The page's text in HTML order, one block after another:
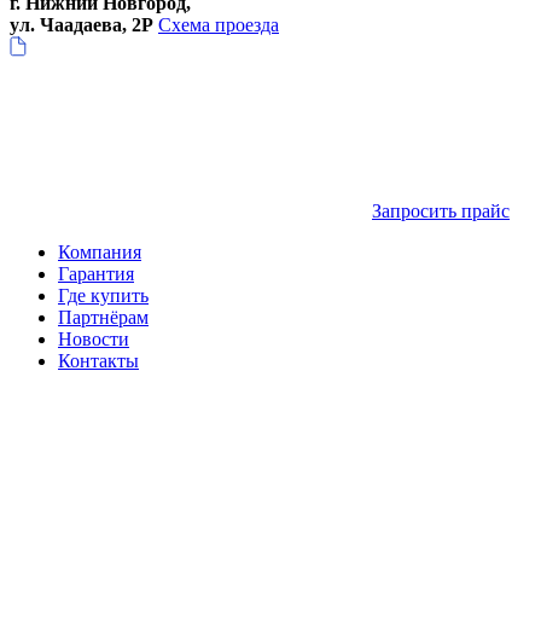
ул. Чаадаева, 2Р Схема проезда
Запросить прайс
Компания
Гарантия
Где купить
Партнёрам
Новости
Контакты